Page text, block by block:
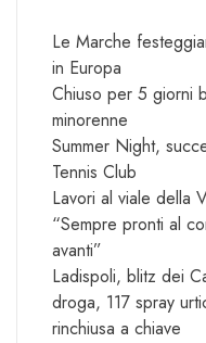
Le Marche
in Europa
Chiuso per 5 giorni
minorenne
Summer Night,
Tennis Club
Lavori al viale della
“Sempre pronti al
avanti”
Ladispoli, blitz dei
droga, 117 spray
rinchiusa a chiave